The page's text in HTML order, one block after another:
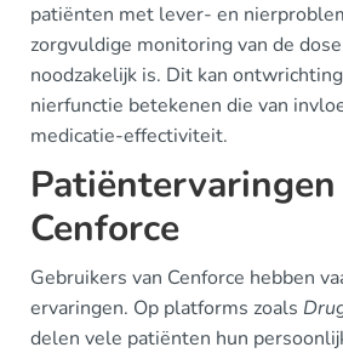
patiënten met lever- en
zorgvuldige monitoring van de
noodzakelijk is. Dit kan
nierfunctie betekenen die van
medicatie-effectiviteit.
Cenforce
Gebruikers van Cenforce hebben
ervaringen. Op platforms zoals
delen vele patiënten hun